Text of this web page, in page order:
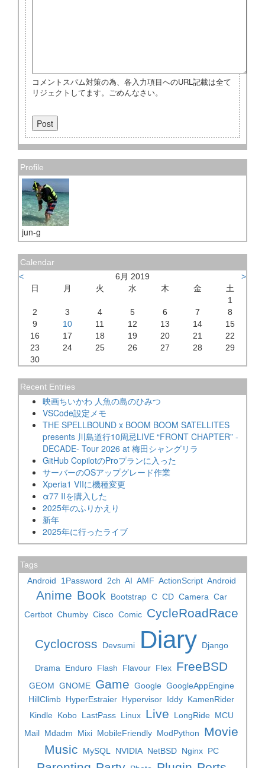
コメントスパム対策の為、各入力項目へのURL記載は全て
リジェクトしてます。ごめんなさい。
Profile
jun-g
Calendar
<
6月 2019
>
日
月 火 水 木 金
土
1
2
3 4 5 6 7
8
9
10 11 12 13 14
15
16
17 18 19 20 21
22
23
24 25 26 27 28
29
30
Recent Entries
映画ちいかわ 人魚の島のひみつ
VSCode設定メモ
THE SPELLBOUND x BOOM BOOM SATELLITES
presents 川島道行10周忌LIVE “FRONT CHAPTER” -
DECADE- Tour 2026 at 梅田シャングリラ
GitHub CopilotのProプランに入った
サーバーのOSアップグレード作業
Xperia1 VIIに機種変更
α77 IIを購入した
2025年のふりかえり
新年
2025年に行ったライブ
Tags
Android
1Password 2ch AI AMF ActionScript Android
Anime Book Bootstrap C CD Camera Car
Certbot Chumby Cisco Comic CycleRoadRace
Cyclocross Devsumi Diary Django
Drama Enduro Flash Flavour Flex FreeBSD
GEOM GNOME Game Google GoogleAppEngine
HillClimb HyperEstraier Hypervisor Iddy KamenRider
Kindle Kobo LastPass Linux Live LongRide MCU
Mail Mdadm Mixi MobileFriendly ModPython
Movie
Music
MySQL NVIDIA NetBSD Nginx PC